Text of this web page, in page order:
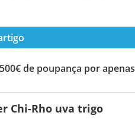
de poupança por apenas
Chi-Rho uva trigo